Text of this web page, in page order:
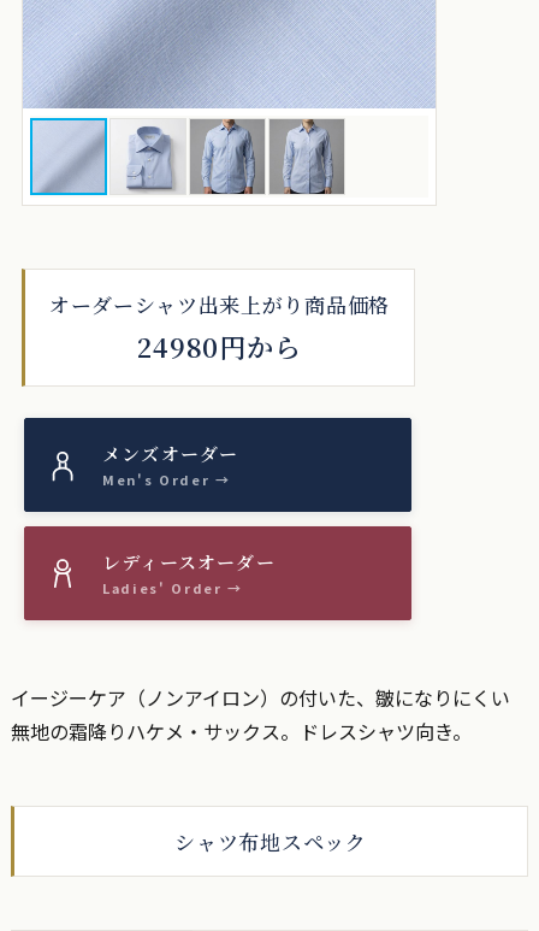
オーダーシャツ出来上がり商品価格
24980円から
イージーケア（ノンアイロン）の付いた、皺になりにくい
無地の霜降りハケメ・サックス。ドレスシャツ向き。
シャツ布地スペック